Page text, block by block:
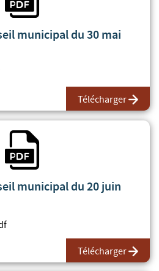
municipal du 30 mai
Télécharger
municipal du 20 juin
Télécharger